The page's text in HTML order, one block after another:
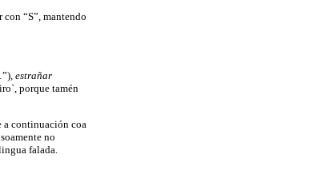
“S”, mantendo
”) , estrañar
porque tamén
a continuación coa
no
falada.